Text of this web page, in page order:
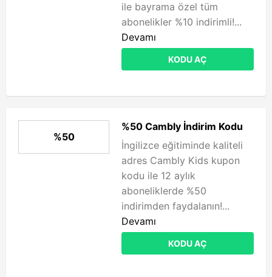
ile bayrama özel tüm
abonelikler %10 indirimli!...
Devamı
KODU AÇ
%50
%50 Cambly İndirim Kodu
İngilizce eğitiminde kaliteli
adres Cambly Kids kupon
kodu ile 12 aylık
aboneliklerde %50
indirimden faydalanın!...
Devamı
KODU AÇ